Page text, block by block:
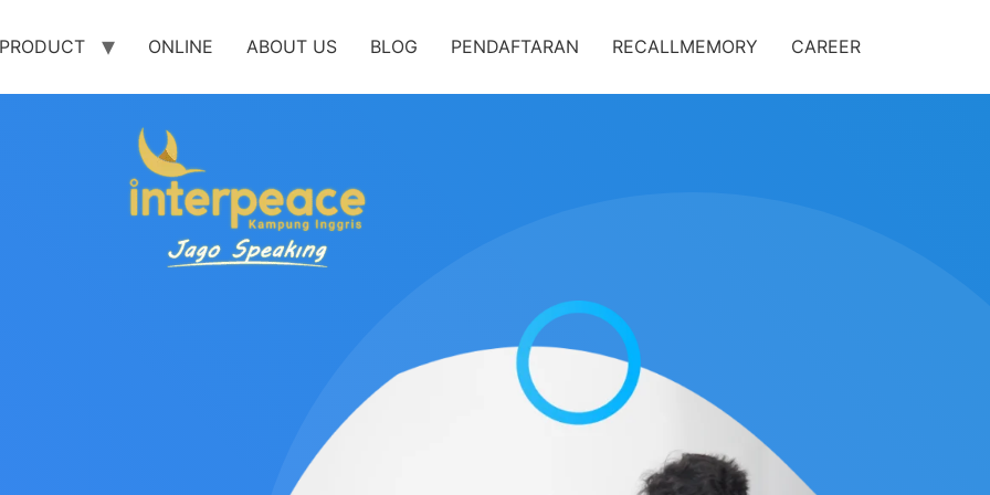
PRODUCT ONLINE ABOUT US BLOG PENDAFTARAN RECALLMEMORY CAREER